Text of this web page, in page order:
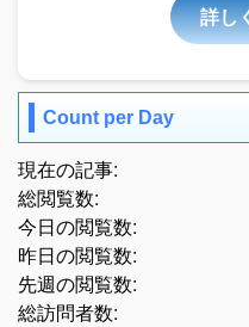
詳し
Count per Day
現在の記事:
総閲覧数:
今日の閲覧数:
昨日の閲覧数:
先週の閲覧数:
総訪問者数: